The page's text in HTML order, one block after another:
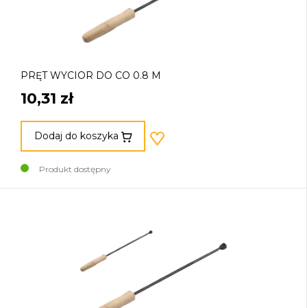
PRĘT WYCIOR DO CO 0.8 M
10,31 zł
Dodaj do koszyka
Produkt dostępny